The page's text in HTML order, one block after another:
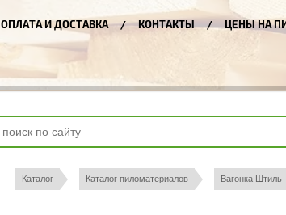
ОПЛАТА И ДОСТАВКА КОНТАКТЫ ЦЕНЫ НА
Каталог Каталог пиломатериалов Вагонка Штиль